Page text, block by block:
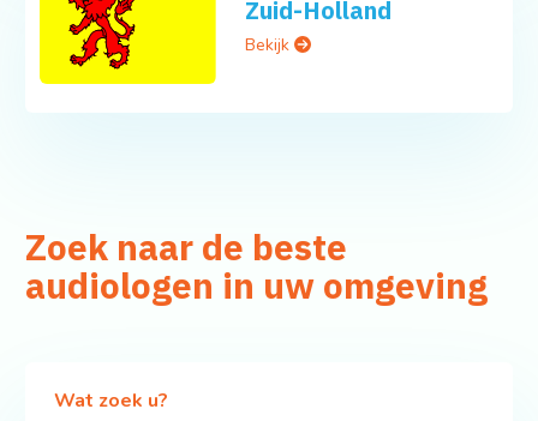
Zuid-Holland
Bekijk
Zoek naar de beste
audiologen in uw omgeving
Wat zoek u?